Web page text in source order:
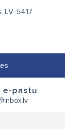
LV-5417
pastu